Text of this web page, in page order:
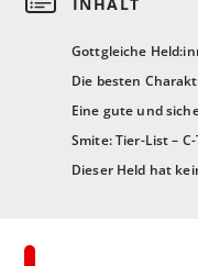
Gottgleiche
Die besten
Eine gute und
Smite: Tier-List –
Dieser Held hat